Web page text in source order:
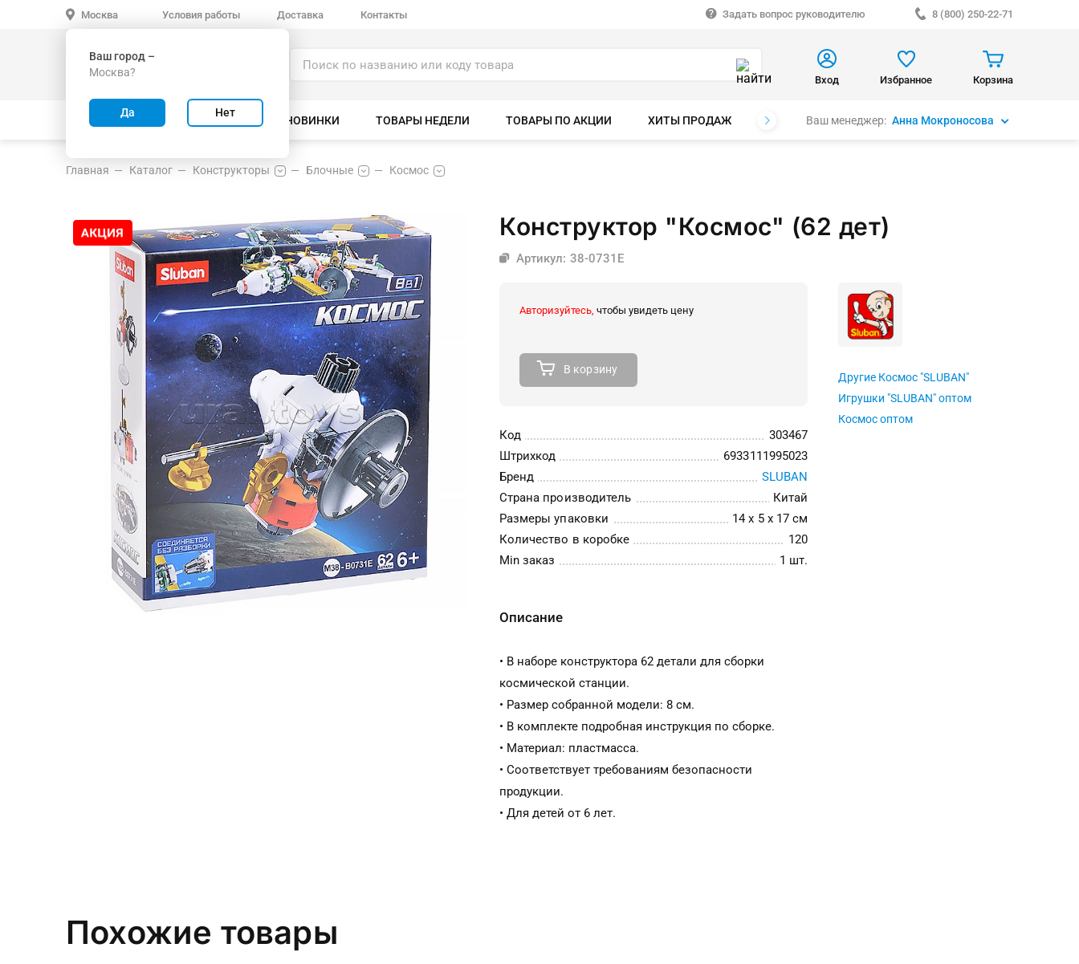
Москва
Ваш город –
Москва?
Да Нет
Условия работы Доставка Контакты Задать вопрос руководителю 8 (800) 250-22-71
Вход Избранное Корзина
ВСЕ ТОВАРЫ ВЕЛОСИПЕДЫ НОВИНКИ ТОВАРЫ НЕДЕЛИ ТОВАРЫ ПО АКЦИИ ХИТЫ ПРОДАЖ БРЕНДЫВаш менеджер: Анна Мокроносова
Главная Каталог Конструкторы Блочные Космос
Конструктор "Космос" (62 дет)
Артикул: 38-0731E
Авторизуйтесь, чтобы увидеть цену
В корзину
Код
303467
Штрихкод
6933111995023
Бренд
SLUBAN
Страна производитель
Китай
Размеры упаковки
14 x 5 x 17 см
Количество в коробке
120
Min заказ
1 шт.
Описание
• В наборе конструктора 62 детали для сборки
космической станции.
• Размер собранной модели: 8 см.
• В комплекте подробная инструкция по сборке.
• Материал: пластмасса.
• Соответствует требованиям безопасности
продукции.
• Для детей от 6 лет.
Другие Космос "SLUBAN"
Игрушки "SLUBAN" оптом
Космос оптом
Похожие товары